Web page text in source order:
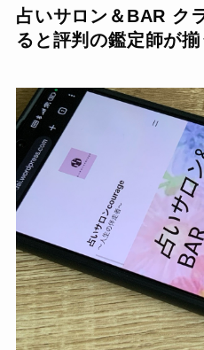
占いサロン＆BAR ク
ると評判の鑑定師が